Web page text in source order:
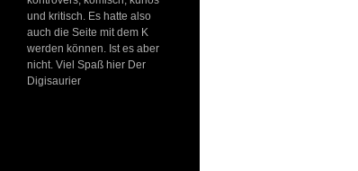
und kritisch. Es hatte also
auch die Seite mit dem K
werden können. Ist es aber
nicht. Viel Spaß hier Der
Digisaurier